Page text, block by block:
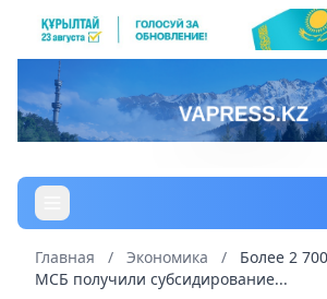
Главная / Экономика /
Более 2
МСБ получили субсидирование...